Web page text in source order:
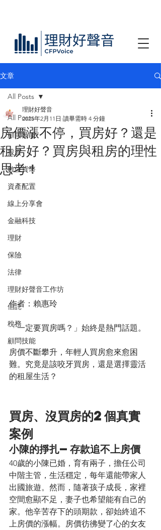
文章
All Posts
顧問技能
投資
數位貨幣
資產配置
線上分享會
金融科技
理財
保險
法律
理財好聲音工作坊
信託
稅務
顧問技能
All Posts
房價漲不停，買房好？還是
租房好？買房與租房的理性
思考！
理財好聲音
2025年2月11日 讀畢需時 4 分鐘
作者：賴惠玲
「一定要買房嗎？」始終是熱門話題。
房價不斷攀升，年輕人買房愈來愈困
難。究竟是該咬牙買房，還是選擇靈活
的租屋生活？
買房、沒買房的2個真實
案例
小陳的掙扎—存款追不上房價
40歲的小陳已婚，育有兩子，擔任公司
中階主管，生活穩定，每年還能帶家人
出國旅遊。然而，隨著孩子成長，家裡
空間愈顯不足，妻子也希望能有自己的
家。他辛苦存下的頭期款，卻始終追不
上房價的漲幅。房價彷彿變了心的女友